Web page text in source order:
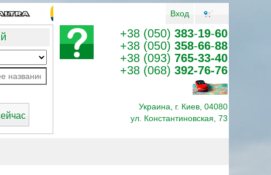
Вход
+38 (050) 383-19-60
+38 (050) 358-66-88
+38 (093) 765-33-40
+38 (068) 392-76-76
Украина, г. Киев, 04080
ул. Константиновская, 73